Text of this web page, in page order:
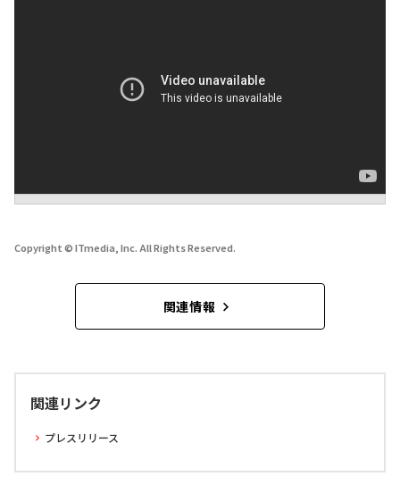
Copyright © ITmedia, Inc. All Rights Reserved.
関連情報
関連リンク
プレスリリース